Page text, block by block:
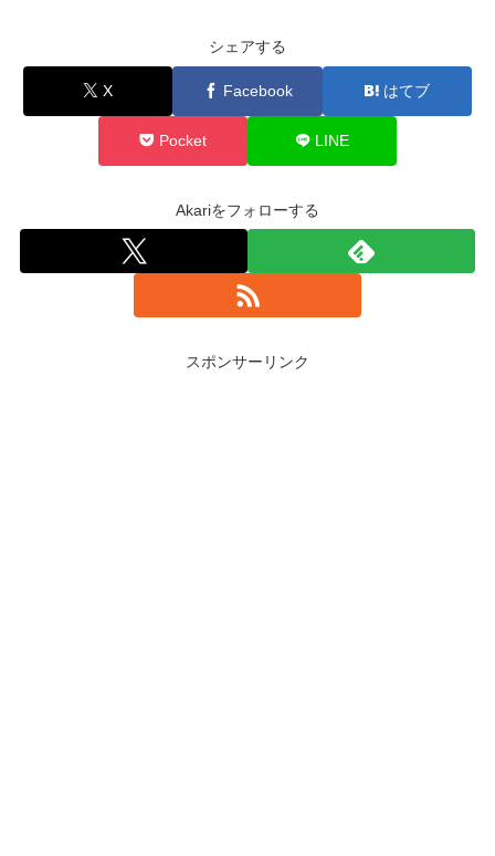
シェアする
X Facebook はてブ
Pocket LINE
Akariをフォローする
スポンサーリンク